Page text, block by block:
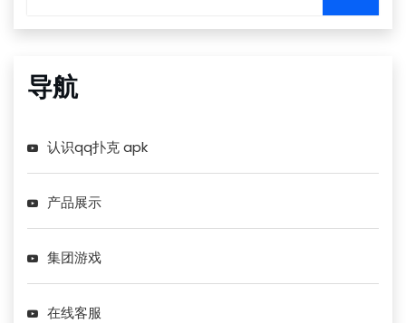
导航
认识qq扑克 apk
产品展示
集团游戏
在线客服